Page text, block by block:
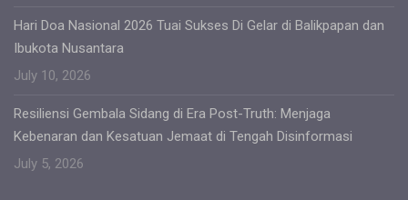
Hari Doa Nasional 2026 Tuai Sukses Di Gelar di Balikpapan dan
Ibukota Nusantara
July 10, 2026
Resiliensi Gembala Sidang di Era Post-Truth: Menjaga
Kebenaran dan Kesatuan Jemaat di Tengah Disinformasi
July 5, 2026